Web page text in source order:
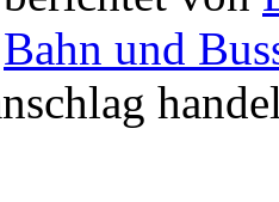
Bahn und